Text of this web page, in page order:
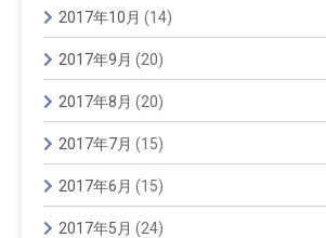
2017年10月 (14)
2017年9月 (20)
2017年8月 (20)
2017年7月 (15)
2017年6月 (15)
2017年5月 (24)